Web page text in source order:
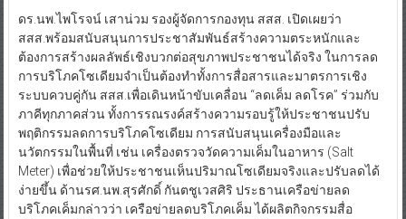
ดร.นพ.ไพโรจน์ เสาน่วม รองผู้จัดการกองทุน สสส. เปิดเผยว่า
สสส.พร้อมสนับสนุนการประชาสัมพันธ์สร้างความตระหนักและ
ต้องการสร้างผลลัพธ์เชิงบวกต่อสุขภาพประชาชนได้จริง ในการลด
การบริโภคโซเดียมจำเป็นต้องทำทั้งการสื่อสารและมาตรการเชิง
ระบบควบคู่กัน สสส.เพื่อเดินหน้าขับเคลื่อน “ลดเค็ม ลดโรค” ร่วมกับ
ภาคีทุกภาคส่วน ทั้งการรณรงค์สร้างความรอบรู้ให้ประชาชนปรับ
พฤติกรรมลดการบริโภคโซเดียม การสนับสนุนเครื่องมือและ
นวัตกรรมในพื้นที่ เช่น เครื่องตรวจวัดความเค็มในอาหาร (Salt
Meter) เพื่อช่วยให้ประชาชนเห็นปริมาณโซเดียมจริงและปรับลดได้
ง่ายขึ้น ด้านรศ.นพ.สุรศักดิ์ กันตชูเวสศิริ ประธานเครือข่ายลด
บริโภคเค็มกล่าวว่า เครือข่ายลดบริโภคเค็ม ได้ผลิตกิจกรรมสื่อ